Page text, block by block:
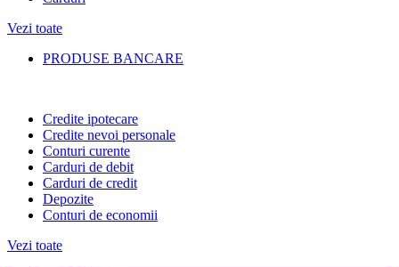
Vezi toate
PRODUSE BANCARE
Credite ipotecare
Credite nevoi personale
Conturi curente
Carduri de debit
Carduri de credit
Depozite
Conturi de economii
Vezi toate